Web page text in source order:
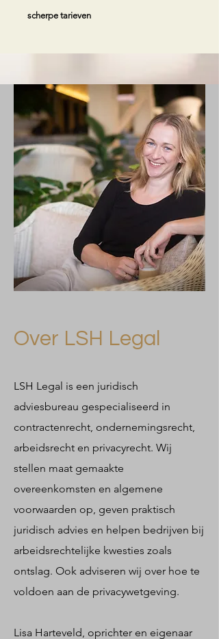
scherpe tarieven
Over LSH Legal
LSH Legal is een juridisch
adviesbureau gespecialiseerd in
contractenrecht, ondernemingsrecht,
arbeidsrecht en privacyrecht. Wij
stellen maat gemaakte
overeenkomsten en algemene
voorwaarden op, geven praktisch
juridisch advies en helpen bedrijven bij
arbeidsrechtelijke kwesties zoals
ontslag. Ook adviseren wij over hoe te
voldoen aan de privacywetgeving.
Lisa Harteveld, oprichter en eigenaar